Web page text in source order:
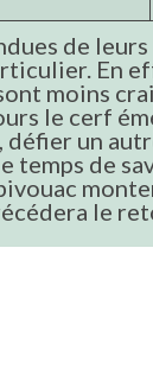
de
En
moins
le cerf
un
temps de
le